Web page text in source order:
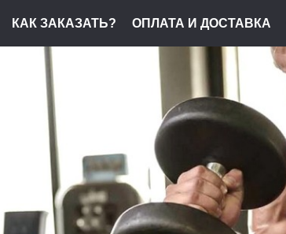
КАК ЗАКАЗАТЬ? ОПЛАТА И ДОСТАВКА